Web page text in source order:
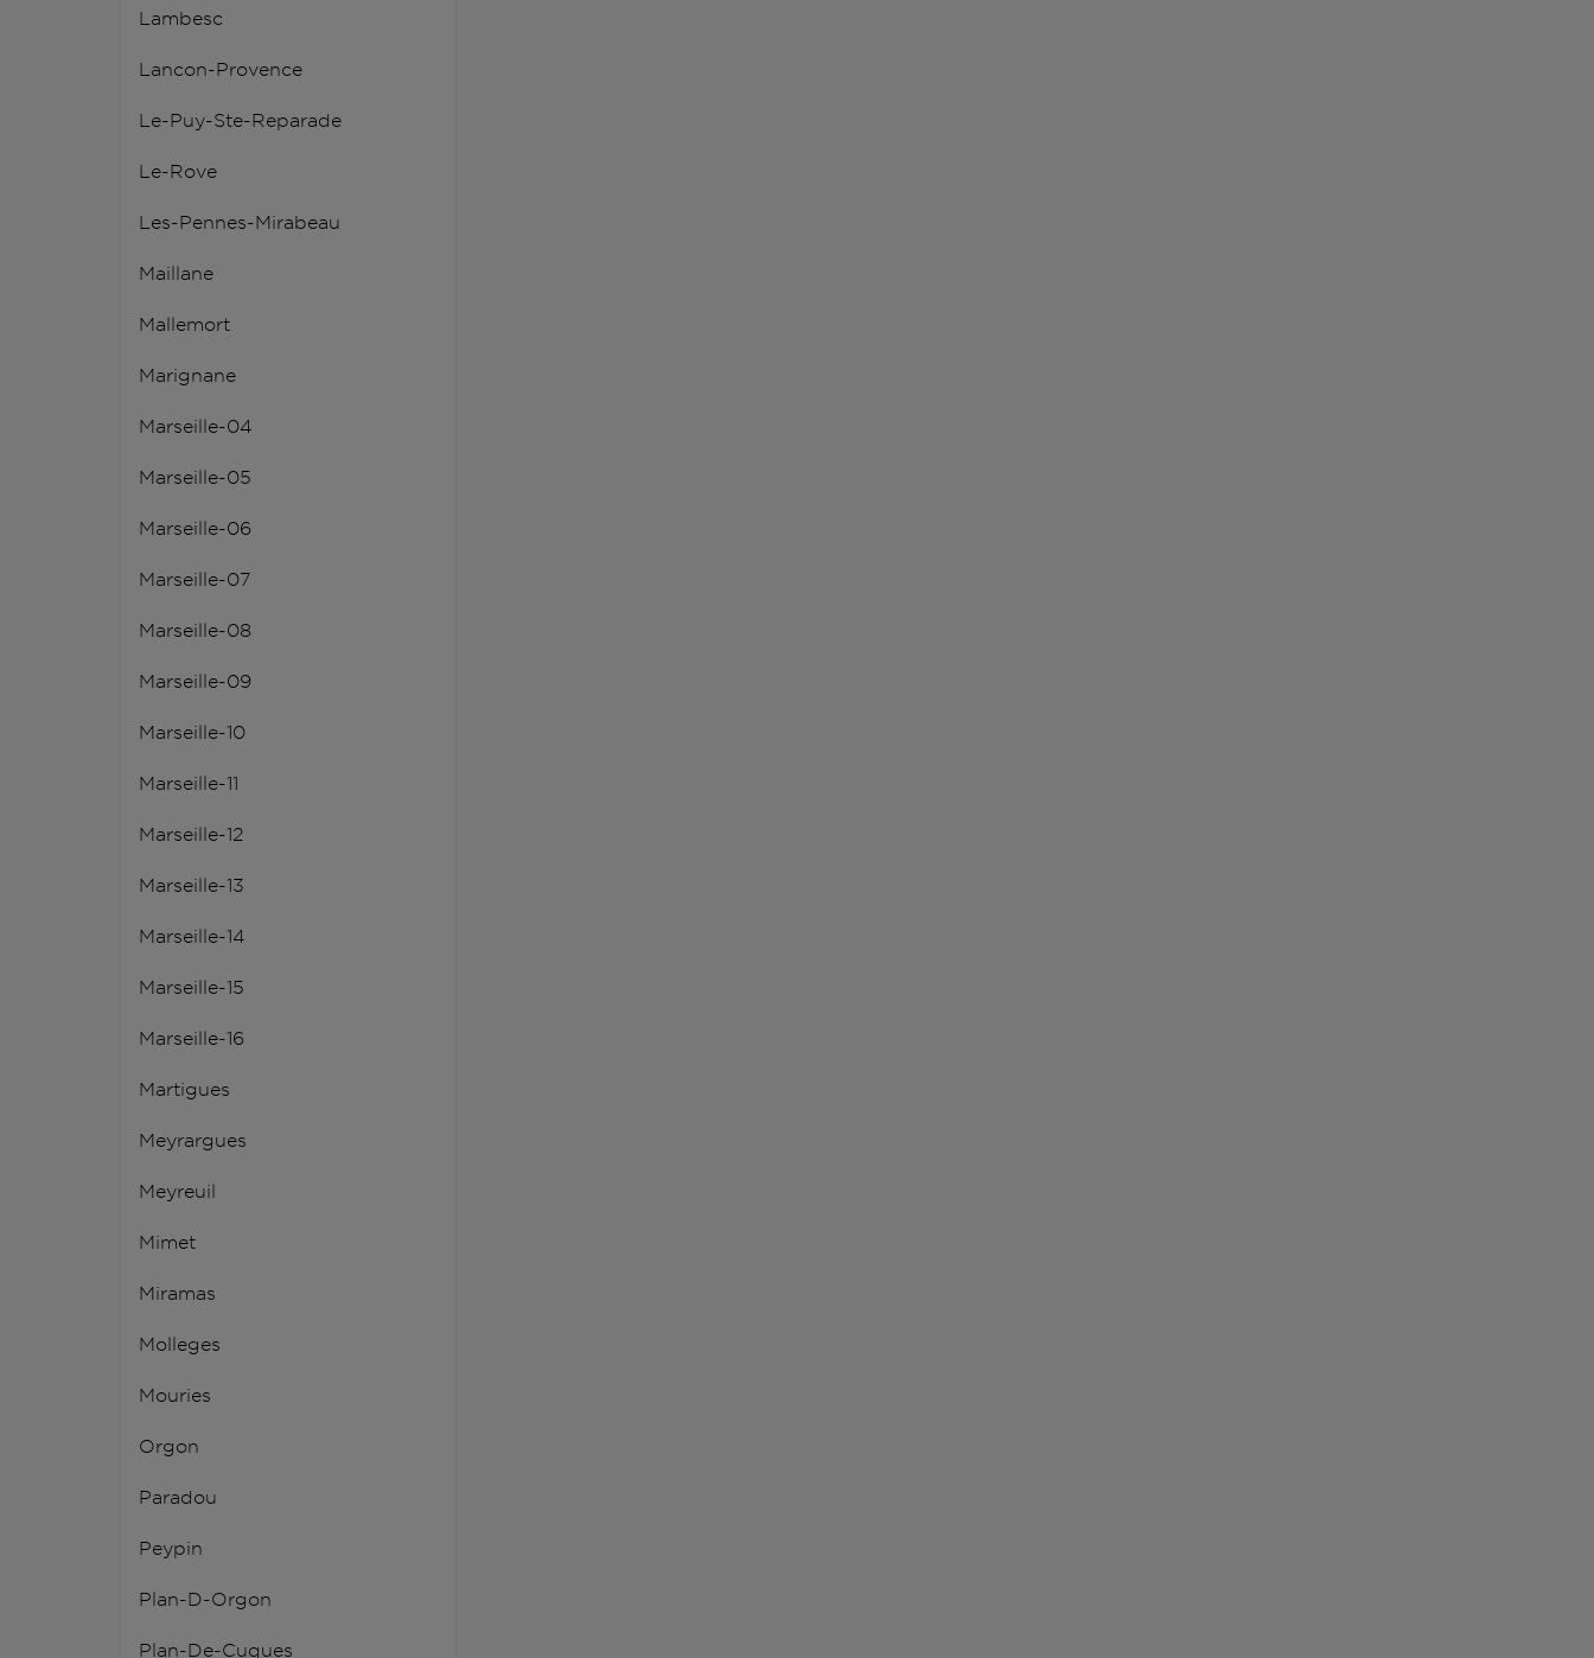
Lambesc
Lancon-Provence
Le-Puy-Ste-Reparade
Le-Rove
Les-Pennes-Mirabeau
Maillane
Mallemort
Marignane
Marseille-04
Marseille-05
Marseille-06
Marseille-07
Marseille-08
Marseille-09
Marseille-10
Marseille-11
Marseille-12
Marseille-13
Marseille-14
Marseille-15
Marseille-16
Martigues
Meyrargues
Meyreuil
Mimet
Miramas
Molleges
Mouries
Orgon
Paradou
Peypin
Plan-D-Orgon
Plan-De-Cuques